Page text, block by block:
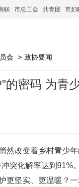
联 市总工会 共青团 市妇
会 > 政协要闻
的密码 为青
然改变着乡村青少
突化解率达到
更坚实、更温暖？